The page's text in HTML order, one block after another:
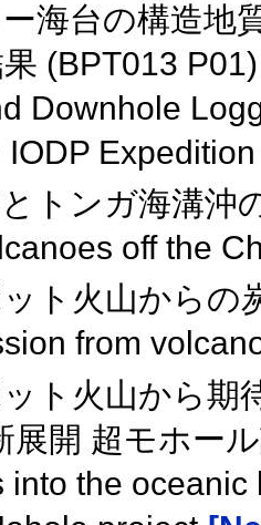
海台の構造地
(BPT013
Downhole
IODP
トンガ海溝沖
off the
ト火山からの
from
ト火山から期
展開 超モホー
into the